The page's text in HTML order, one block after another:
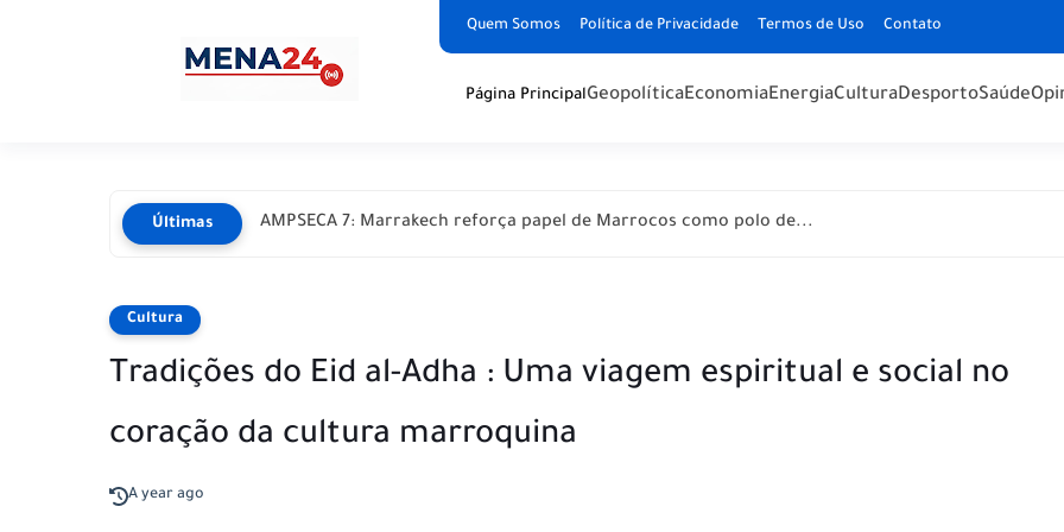
Quem Somos Política de Privacidade Termos de Uso Contato
Página PrincipalGeopolíticaEconomiaEnergiaCulturaDesportoSaúde
Últimas AMPSECA 7: Marrakech reforça papel de Marrocos como polo de...
Cultura
Tradições do Eid al-Adha : Uma viagem espiritual e social no
coração da cultura marroquina
A year ago